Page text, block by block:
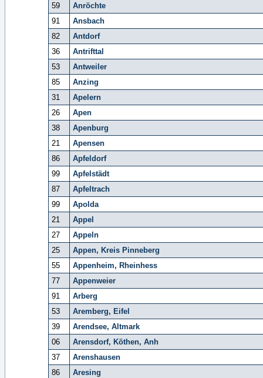
59
Anröchte
91
Ansbach
82
Antdorf
36
Antrifttal
53
Antweiler
85
Anzing
31
Apelern
26
Apen
38
Apenburg
21
Apensen
86
Apfeldorf
99
Apfelstädt
87
Apfeltrach
99
Apolda
21
Appel
27
Appeln
25
Appen, Kreis Pinneberg
55
Appenheim, Rheinhess
77
Appenweier
91
Arberg
53
Aremberg, Eifel
39
Arendsee, Altmark
06
Arensdorf, Köthen, Anh
37
Arenshausen
86
Aresing